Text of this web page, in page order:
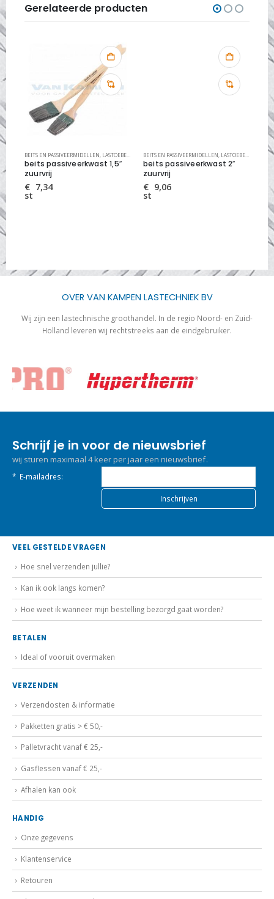
Gerelateerde producten
,RVS REINIGINGS SYSTEMEN
BEITS EN PASSIVEERMIDELLEN LASTOEBEHOREN ,RVS REINIGINGS SYSTEMEN
beits passiveerkwast 1,5″
zuurvrij
€ 7,34
st
BEITS EN PASSIVEERMIDELLEN LASTOEBEHOREN
beits passiveerkwast 2″
zuurvrij
€ 9,06
st
OVER VAN KAMPEN LASTECHNIEK BV
Wij zijn een lastechnische groothandel. In de regio Noord- en Zuid-
Holland leveren wij rechtstreeks aan de eindgebruiker.
Schrijf je in voor de nieuwsbrief
wij sturen maximaal 4 keer per jaar een nieuwsbrief.
* E-mailadres:
VEEL GESTELDE VRAGEN
Hoe snel verzenden jullie?
Kan ik ook langs komen?
Hoe weet ik wanneer mijn bestelling bezorgd gaat worden?
BETALEN
Ideal of vooruit overmaken
VERZENDEN
Verzendosten & informatie
Pakketten gratis > € 50,-
Palletvracht vanaf € 25,-
Gasflessen vanaf € 25,-
Afhalen kan ook
HANDIG
Onze gegevens
Klantenservice
Retouren